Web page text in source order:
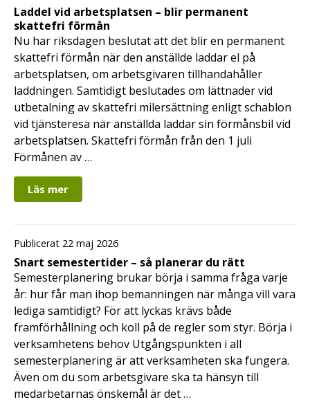
Laddel vid arbetsplatsen – blir permanent
skattefri förmån
Nu har riksdagen beslutat att det blir en permanent
skattefri förmån när den anställde laddar el på
arbetsplatsen, om arbetsgivaren tillhandahåller
laddningen. Samtidigt beslutades om lättnader vid
utbetalning av skattefri milersättning enligt schablon
vid tjänsteresa när anställda laddar sin förmånsbil vid
arbetsplatsen. Skattefri förmån från den 1 juli
Förmånen av …
Läs mer
Publicerat 22 maj 2026
Snart semestertider – så planerar du rätt
Semesterplanering brukar börja i samma fråga varje
år: hur får man ihop bemanningen när många vill vara
lediga samtidigt? För att lyckas krävs både
framförhållning och koll på de regler som styr. Börja i
verksamhetens behov Utgångspunkten i all
semesterplanering är att verksamheten ska fungera.
Även om du som arbetsgivare ska ta hänsyn till
medarbetarnas önskemål är det …